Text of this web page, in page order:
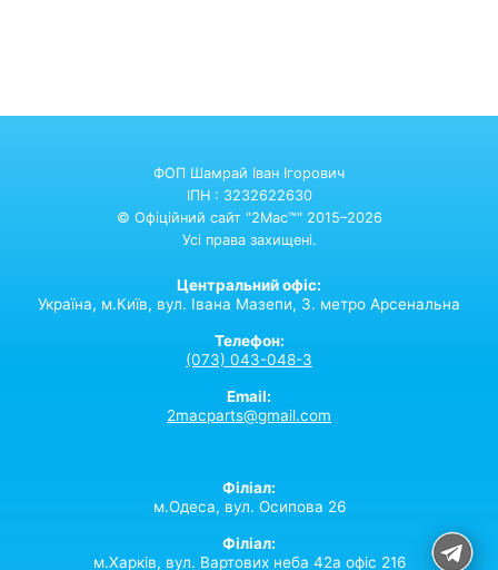
ФОП Шамрай Іван Ігорович
ІПН : 3232622630
© Офіційний сайт "2Mac™" 2015–2026
Усі права захищені.
Центральний офіс:
Україна, м.Київ, вул. Івана Мазепи, 3. метро Арсенальна
Телефон:
(073) 043-048-3
Email:
2macparts@gmail.com
Філіал:
м.Одеса, вул. Осипова 26
Філіал:
м.Харків, вул. Вартових неба 42а офіс 216